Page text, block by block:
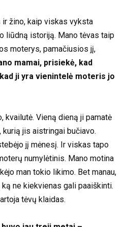
žino, kaip viskas vyksta
liūdną istoriją. Mano tėvas taip
moterys, pamačiusios jį,
mamai, prisiekė, kad
ji yra vienintelė moteris jo
kvailutė. Vieną dieną ji pamatė
jis aistringai bučiavo.
jį mėnesį. Ir viskas tapo
numylėtinis. Mano motina
man tokio likimo. Bet manau,
ne kiekvienas gali paaiškinti.
tėvų klaidas.